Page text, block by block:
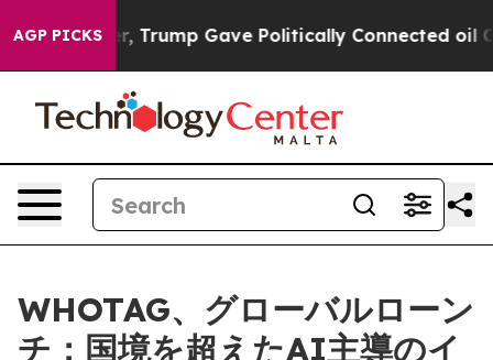
AGP PICKS
Higher, Trump Gave Politically Connected oil
WHOTAG、グローバルローン
チ：国境を超えたAI主導のイ